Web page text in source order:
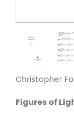
Christopher
Figures of